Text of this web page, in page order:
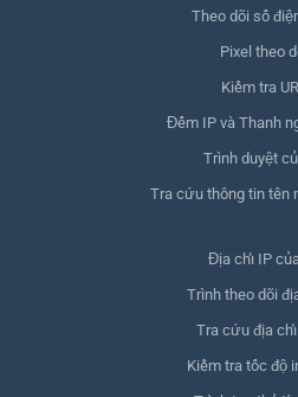
Theo dõi số
Pixel theo
Kiểm tra
Đếm IP và Thanh
Trình duyệt
Tra cứu thông tin tên
Địa chỉ IP
Trình theo dõi
Tra cứu địa
Kiểm tra tốc độ